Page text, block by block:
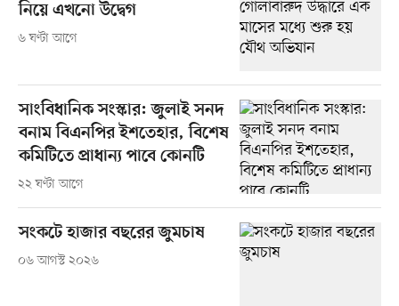
নিয়ে এখনো উদ্বেগ
৬ ঘণ্টা আগে
সাংবিধানিক সংস্কার: জুলাই সনদ
বনাম বিএনপির ইশতেহার, বিশেষ
কমিটিতে প্রাধান্য পাবে কোনটি
২২ ঘণ্টা আগে
সংকটে হাজার বছরের জুমচাষ
০৬ আগস্ট ২০২৬